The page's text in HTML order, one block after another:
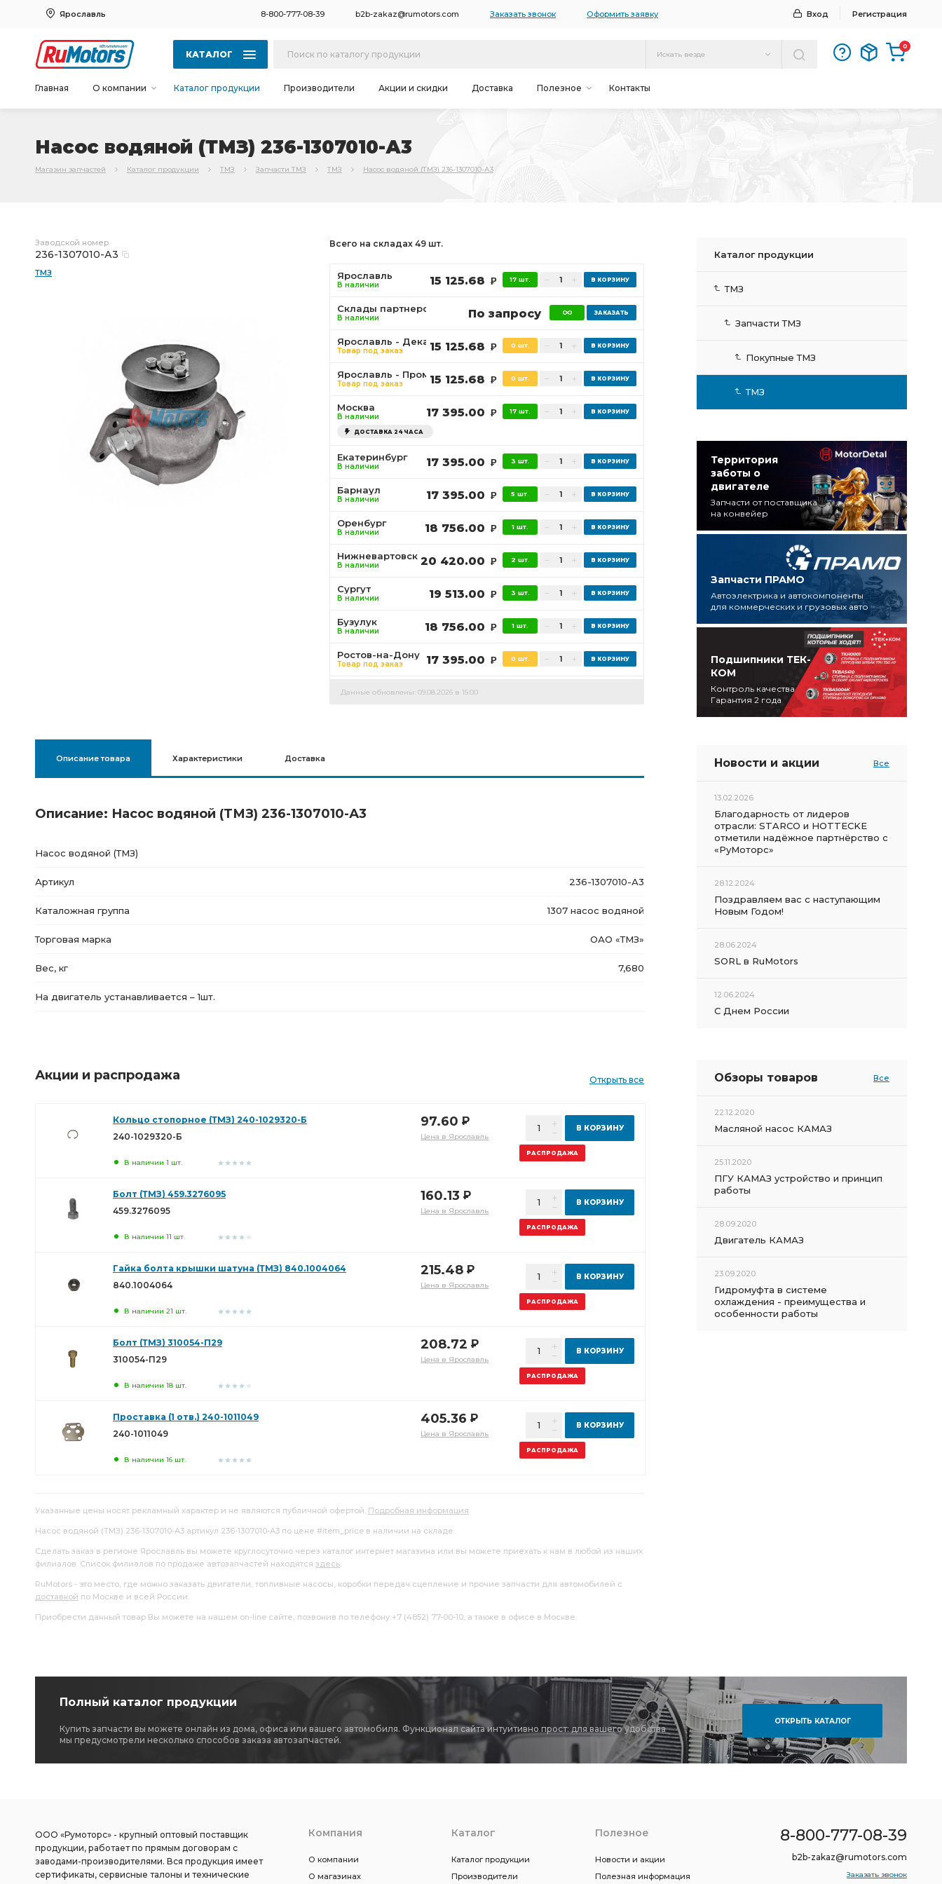
Ярославль 8-800-777-08-39 b2b-zakaz@rumotors.com Заказать звонок Оформить заявку Вход Регистрация
КАТАЛОГ Искать везде
0
Главная О компании Каталог продукции Производители Акции и скидки Доставка Полезное Контакты
Насос водяной (ТМЗ) 236-1307010-А3
Магазин запчастей Каталог продукции ТМЗ Запчасти ТМЗ ТМЗ Насос водяной (ТМЗ) 236-1307010-А3
Заводской номер
236-1307010-А3
ТМЗ
Всего на складах 49 шт.
Ярославль
В наличии 15 125.68 Р 17 шт.
Склады партнеров
В наличии По запросу
Ярославль - Декабристов
Товар под заказ 15 125.68 Р 0 шт.
Ярославль - Промышленная
Товар под заказ 15 125.68 Р 0 шт.
Москва
В наличии 17 395.00 Р 17 шт.
ДОСТАВКА 24 ЧАСА
Екатеринбург
В наличии 17 395.00 Р 3 шт.
Барнаул
В наличии 17 395.00 Р 5 шт.
Оренбург
В наличии 18 756.00 Р 1 шт.
Нижневартовск
В наличии 20 420.00 Р 2 шт.
Сургут
В наличии 19 513.00 Р 3 шт.
Бузулук
В наличии 18 756.00 Р 1 шт.
Ростов-на-Дону
Товар под заказ 17 395.00 Р 0 шт.
Данные обновлены: 09.08.2026 в 15:00
Описание товара Характеристики Доставка
Описание: Насос водяной (ТМЗ) 236-1307010-А3
Насос водяной (ТМЗ)
Артикул 236-1307010-А3
Каталожная группа 1307 насос водяной
Торговая марка ОАО «ТМЗ»
Вес, кг 7,680
На двигатель устанавливается – 1шт.
Акции и распродажа Открыть все
РАСПРОДАЖА
Кольцо стопорное (ТМЗ) 240-1029320-Б
240-1029320-Б
В наличии 1 шт.
Цена в Ярославль
97.60 Р
В КОРЗИНУ
РАСПРОДАЖА
Болт (ТМЗ) 459.3276095
459.3276095
В наличии 11 шт.
Цена в Ярославль
160.13 Р
В КОРЗИНУ
РАСПРОДАЖА
Гайка болта крышки шатуна (ТМЗ) 840.1004064
840.1004064
В наличии 21 шт.
Цена в Ярославль
215.48 Р
В КОРЗИНУ
РАСПРОДАЖА
Болт (ТМЗ) 310054-П29
310054-П29
В наличии 18 шт.
Цена в Ярославль
208.72 Р
В КОРЗИНУ
РАСПРОДАЖА
Проставка (1 отв.) 240-1011049
240-1011049
В наличии 16 шт.
Цена в Ярославль
405.36 Р
В КОРЗИНУ
Указанные цены носят рекламный характер и не являются публичной офертой. Подробная информация
Насос водяной (ТМЗ) 236-1307010-А3 артикул 236-1307010-А3 по цене #item_price в наличии на складе.
Сделать заказ в регионе Ярославль вы можете круглосуточно через каталог интернет магазина или вы можете приехать к нам в любой из наших
филиалов. Список филиалов по продаже автозапчастей находятся здесь.
RuMotors - это место, где можно заказать двигатели, топливные насосы, коробки передач сцепление и прочие запчасти для автомобилей с
доставкой по Москве и всей России.
Приобрести данный товар Вы можете на нашем on-line сайте, позвонив по телефону +7 (4852) 77-00-10, а также в офисе в Москве.
Каталог продукции
ТМЗ
Запчасти ТМЗ
Покупные ТМЗ
ТМЗ
Территория
заботы о
двигателе
Запчасти от поставщика
на конвейер
Запчасти ПРАМО
Автоэлектрика и автокомпоненты
для коммерческих и грузовых авто
Подшипники ТЕК-
КОМ
Контроль качества
Гарантия 2 года
Новости и акции Все
13.02.2026
Благодарность от лидеров
отрасли: STARCO и HOTTECKE
отметили надёжное партнёрство с
«РуМоторс»
28.12.2024
Поздравляем вас с наступающим
Новым Годом!
28.06.2024
SORL в RuMotors
12.06.2024
С Днем России
Обзоры товаров Все
22.12.2020
Масляной насос КАМАЗ
25.11.2020
ПГУ КАМАЗ устройство и принцип
работы
28.09.2020
Двигатель КАМАЗ
23.09.2020
Гидромуфта в системе
охлаждения - преимущества и
особенности работы
Полный каталог продукции
Купить запчасти вы можете онлайн из дома, офиса или вашего автомобиля. Функционал сайта интуитивно прост: для вашего удобства
мы предусмотрели несколько способов заказа автозапчастей.
ОТКРЫТЬ КАТАЛОГ
ООО «Румоторс» - крупный оптовый поставщик
продукции, работает по прямым договорам с
заводами-производителями. Вся продукция имеет
сертификаты, сервисные талоны и технические
Компания
О компании
О магазинах
Каталог
Каталог продукции
Производители
Полезное
Новости и акции
Полезная информация
8-800-777-08-39
b2b-zakaz@rumotors.com
Заказать звонок